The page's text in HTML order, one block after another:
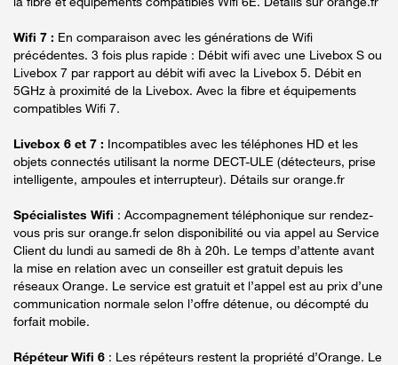
Wifi 7 : En comparaison avec les générations de Wifi
précédentes. 3 fois plus rapide : Débit wifi avec une Livebox S ou
Livebox 7 par rapport au débit wifi avec la Livebox 5. Débit en
5GHz à proximité de la Livebox. Avec la fibre et équipements
compatibles Wifi 7.
Livebox 6 et 7 : Incompatibles avec les téléphones HD et les
objets connectés utilisant la norme DECT-ULE (détecteurs, prise
intelligente, ampoules et interrupteur). Détails sur orange.fr
Spécialistes Wifi : Accompagnement téléphonique sur rendez-
vous pris sur orange.fr selon disponibilité ou via appel au Service
Client du lundi au samedi de 8h à 20h. Le temps d’attente avant
la mise en relation avec un conseiller est gratuit depuis les
réseaux Orange. Le service est gratuit et l’appel est au prix d’une
communication normale selon l’offre détenue, ou décompté du
forfait mobile.
Répéteur Wifi 6 : Les répéteurs restent la propriété d’Orange. Le